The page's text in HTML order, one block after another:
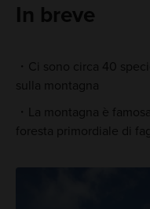
In breve
Ci sono circa 40
sulla montagna
La montagna è
foresta primordiale di